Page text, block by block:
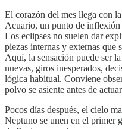
El corazón del mes llega con
Acuario, un punto de
Los eclipses no suelen dar
piezas internas y externas que
Aquí, la sensación puede ser
nuevas, giros inesperados,
lógica habitual. Conviene
polvo se asiente antes de
Pocos días después, el cielo
Neptuno se unen en el primer